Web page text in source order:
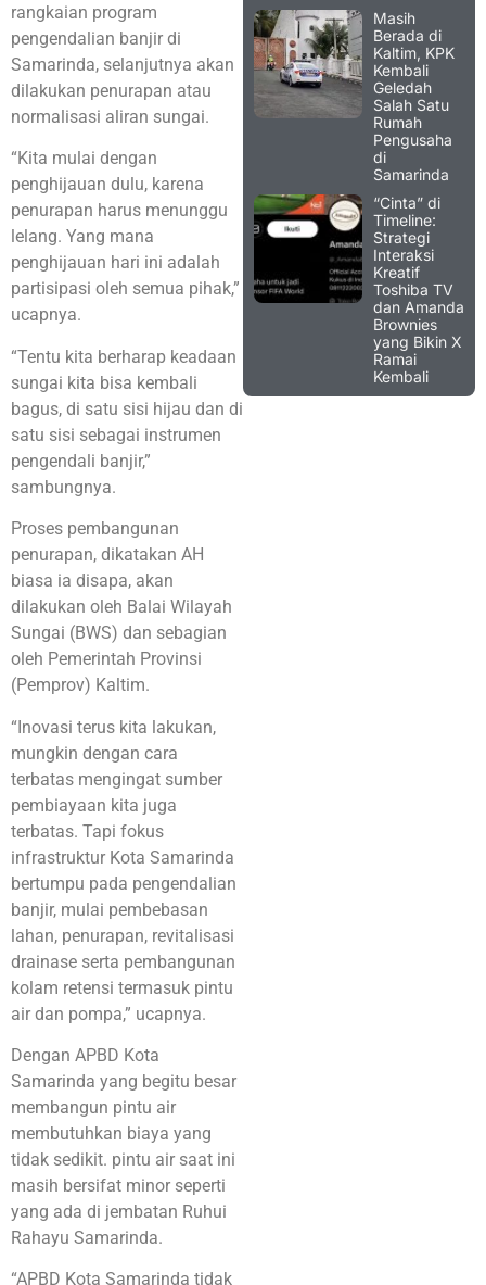
rangkaian program
pengendalian banjir di
Samarinda, selanjutnya akan
dilakukan penurapan atau
normalisasi aliran sungai.
“Kita mulai dengan
penghijauan dulu, karena
penurapan harus menunggu
lelang. Yang mana
penghijauan hari ini adalah
partisipasi oleh semua pihak,”
ucapnya.
“Tentu kita berharap keadaan
sungai kita bisa kembali
bagus, di satu sisi hijau dan di
satu sisi sebagai instrumen
pengendali banjir,”
sambungnya.
Proses pembangunan
penurapan, dikatakan AH
biasa ia disapa, akan
dilakukan oleh Balai Wilayah
Sungai (BWS) dan sebagian
oleh Pemerintah Provinsi
(Pemprov) Kaltim.
“Inovasi terus kita lakukan,
mungkin dengan cara
terbatas mengingat sumber
pembiayaan kita juga
terbatas. Tapi fokus
infrastruktur Kota Samarinda
bertumpu pada pengendalian
banjir, mulai pembebasan
lahan, penurapan, revitalisasi
drainase serta pembangunan
kolam retensi termasuk pintu
air dan pompa,” ucapnya.
Dengan APBD Kota
Samarinda yang begitu besar
membangun pintu air
membutuhkan biaya yang
tidak sedikit. pintu air saat ini
masih bersifat minor seperti
yang ada di jembatan Ruhui
Rahayu Samarinda.
“APBD Kota Samarinda tidak
Masih
Berada di
Kaltim, KPK
Kembali
Geledah
Salah Satu
Rumah
Pengusaha
di
Samarinda
“Cinta” di
Timeline:
Strategi
Interaksi
Kreatif
Toshiba TV
dan Amanda
Brownies
yang Bikin X
Ramai
Kembali